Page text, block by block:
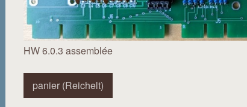
HW 6.0.3 assemblée
panier (Reichelt)